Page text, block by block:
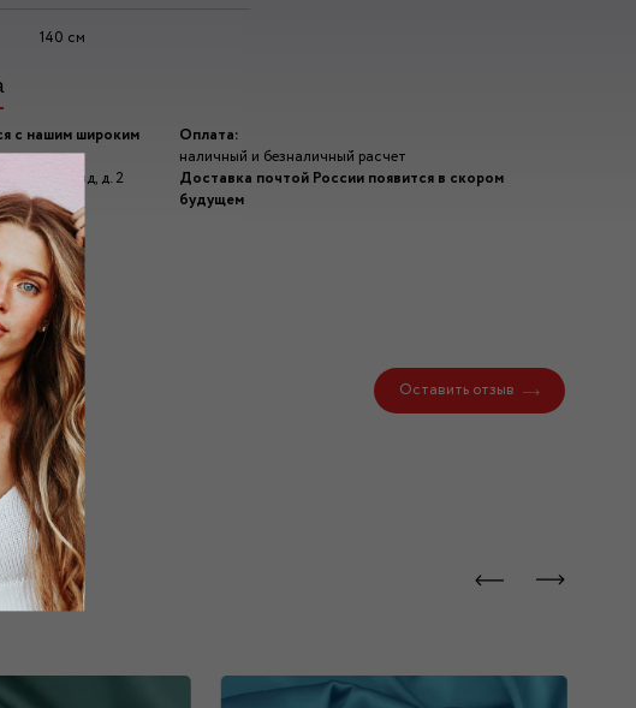
140 см
с нашим широким
проезд, д. 2
Оплата:
наличный и безналичный расчет
Доставка почтой России появится в скором
будущем
Оставить отзыв